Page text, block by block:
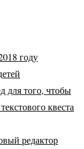
году
для того, чтобы
квеста
редактор